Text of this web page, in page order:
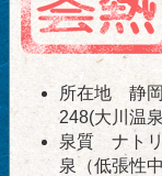
所在地 静
248(大川温
泉質 ナト
泉（低張性